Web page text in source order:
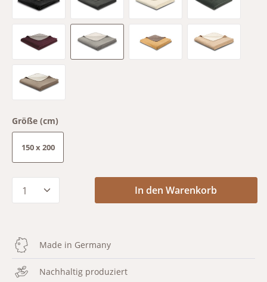
Schwarz-Palisadeanthrazit-graphitecru-feder fango-
feige-taupe graphit-rauch honey-taupe mousse-ecru
palisade-feder
Größe (cm)
150 x 200
Produkt Anzahl: Gib den gewünschten
In den Warenkorb
Made in Germany
Nachhaltig produziert